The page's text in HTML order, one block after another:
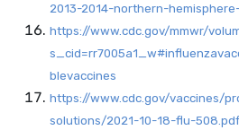
2013-2014-northern-
https://www.cdc.gov/mmwr/
blevaccines
https://www.cdc.gov/vaccines/
solutions/2021-10-18-flu-508.pdf